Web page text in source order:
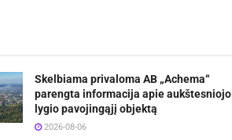
Skelbiama privaloma AB „Achema“
parengta informacija apie aukštesniojo
lygio pavojingąjį objektą
2026-08-06